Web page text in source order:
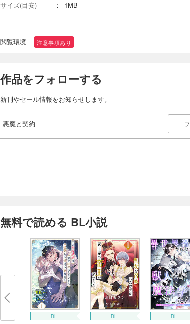
サイズ(目安)
： 1MB
閲覧環境 注意事項あり
作品をフォローする
新刊やセール情報をお知らせします。
悪魔と契約
無料で読める BL小説
BL BL BL